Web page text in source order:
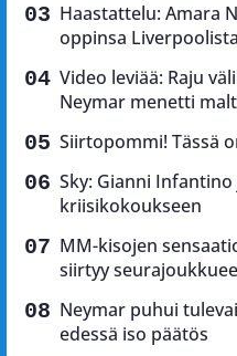
Haastattelu: Amara
oppinsa
Video leviää: Raju
Neymar menetti
Siirtopommi! Tässä
Sky: Gianni
kriisikokoukseen
MM-kisojen
siirtyy
Neymar puhui
edessä iso päätös